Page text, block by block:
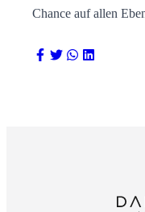
Chance auf allen